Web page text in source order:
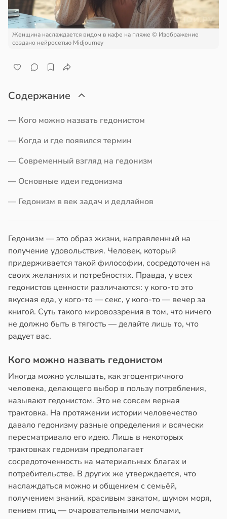
20:58
в19:27
в17:21
в16:23
Женщина наслаждается видом в кафе на пляже © Изображение
создано нейросетью Midjourney
Содержание
— Кого можно назвать гедонистом
— Когда и где появился термин
— Современный взгляд на гедонизм
— Основные идеи гедонизма
— Гедонизм в век задач и дедлайнов
Гедонизм — это образ жизни, направленный на
получение удовольствия. Человек, который
придерживается такой философии, сосредоточен на
своих желаниях и потребностях. Правда, у всех
гедонистов ценности различаются: у кого-то это
вкусная еда, у кого-то — секс, у кого-то — вечер за
книгой. Суть такого мировоззрения в том, что ничего
не должно быть в тягость — делайте лишь то, что
радует вас.
Кого можно назвать гедонистом
Иногда можно услышать, как эгоцентричного
человека, делающего выбор в пользу потребления,
называют гедонистом. Это не совсем верная
трактовка. На протяжении истории человечество
давало гедонизму разные определения и всячески
пересматривало его идею. Лишь в некоторых
трактовках гедонизм предполагает
сосредоточенность на материальных благах и
потребительстве. В других же утверждается, что
наслаждаться можно и общением с семьёй,
получением знаний, красивым закатом, шумом моря,
пением птиц — очаровательными мелочами,